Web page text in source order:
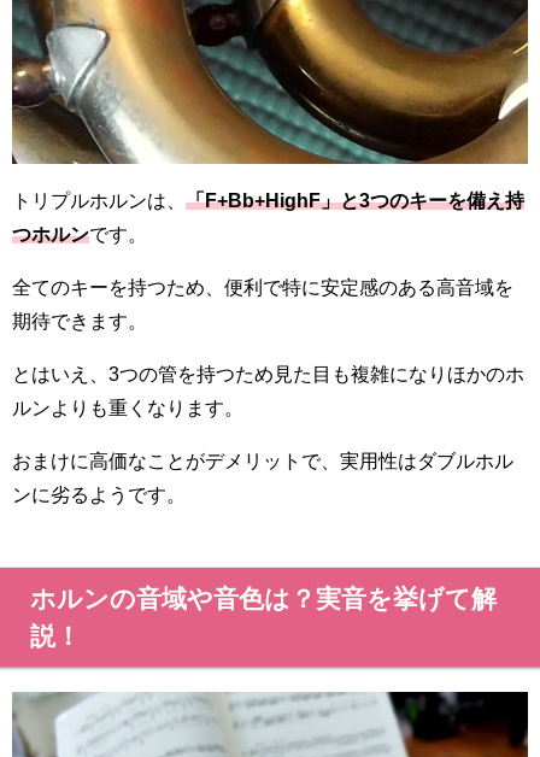
トリプルホルンは、 「F+Bb+HighF」と3つのキーを備え持
つホルンです。
全てのキーを持つため、便利で特に安定感のある高音域を
期待できます。
とはいえ、3つの管を持つため見た目も複雑になりほかのホ
ルンよりも重くなります。
おまけに高価なことがデメリットで、実用性はダブルホル
ンに劣るようです。
ホルンの音域や音色は？実音を挙げて解
説！